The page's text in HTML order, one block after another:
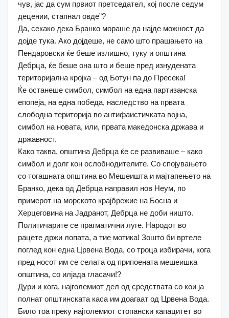
чув, јас да сум првиот претседател, кој после седум
децении, стапнал овде”?
Да, секако дека Бранко мораше да најде можност да
дојде тука. Ако дојдеше, не само што прашањето на
Пендаровски ќе беше излишно, туку и општина
Дебрца, ќе беше она што и беше пред изнудената
територијална кројка – од Ботун па до Пресека!
Ќе останеше симбол, симбол на една партизанска
епопеја, на една победа, наследство на првата
слободна територија во антифаистичката војна,
симбол на новата, или, првата македонска држава и
државност.
Како таква, општина Дебрца ќе се развиваше – како
симбол и долг кон ослобнодителите. Со спојувањето
со тогашната општина во Мешеишта и мајтапењето на
Бранко, дека од Дебрца направил нов Неум, по
примерот на морското крајбрежие на Босна и
Херцеговина на Јадранот, Дебрца не доби ништо.
Политичарите се прагматични луге. Народот во
рацете држи лопата, а тие мотика! Зошто би вртеле
поглед кон една Црвена Вода, со троца избирачи, кога
пред носот им се селата од припоената мешеишка
општина, со илјада гласачи!?
Дури и кога, најголемиот дел од средствата со кои ја
полнат општинската каса им доагаат од Црвена Вода.
Било тоа преку најголемиот стопански капацитет во